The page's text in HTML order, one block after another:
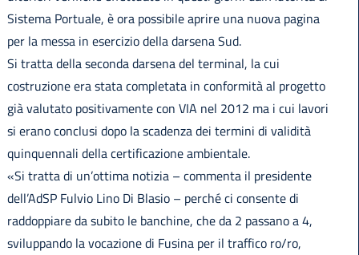
Sistema Portuale, è ora possibile aprire una nuova pagina
per la messa in esercizio della darsena Sud.
Si tratta della seconda darsena del terminal, la cui
costruzione era stata completata in conformità al progetto
già valutato positivamente con VIA nel 2012 ma i cui lavori
si erano conclusi dopo la scadenza dei termini di validità
quinquennali della certificazione ambientale.
«Si tratta di un’ottima notizia – commenta il presidente
dell’AdSP Fulvio Lino Di Blasio – perché ci consente di
raddoppiare da subito le banchine, che da 2 passano a 4,
sviluppando la vocazione di Fusina per il traffico ro/ro,